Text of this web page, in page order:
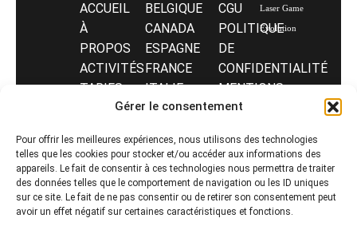
Gérer le consentement
Pour offrir les meilleures expériences, nous utilisons des technologies
telles que les cookies pour stocker et/ou accéder aux informations des
appareils. Le fait de consentir à ces technologies nous permettra de traiter
des données telles que le comportement de navigation ou les ID uniques
sur ce site. Le fait de ne pas consentir ou de retirer son consentement peut
avoir un effet négatif sur certaines caractéristiques et fonctions.
ACCUEIL
À
PROPOS
ACTIVITÉS
TARIFS
CONTACT
BELGIQUE
CANADA
ESPAGNE
FRANCE
ITALIE
LUXEMBOURG
TUNISIE
SUISSE
CGU
POLITIQUE
DE
CONFIDENTIALITÉ
MENTIONS
LÉGALES
GAME
ENTREPRISE
INVESTISSEURS
Laser Game
Evolution
Tél: